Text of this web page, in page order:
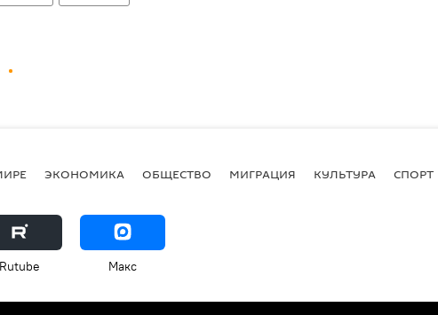
ЭКОНОМИКА ОБЩЕСТВО МИГРАЦИЯ КУЛЬТУРА СПОРТ
Rutube Макс